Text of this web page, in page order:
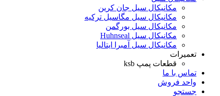
مکانیکال سیل جان کرین
مکانیکال سیل مگاسیل ترکیه
مکانیکال سیل بورگمن
مکانیکال سیل Huhnseal
مکانیکال سیل آمبرا ایتالیا
تعمیرات
قطعات پمپ ksb
تماس با ما
واحد فروش
جستجو